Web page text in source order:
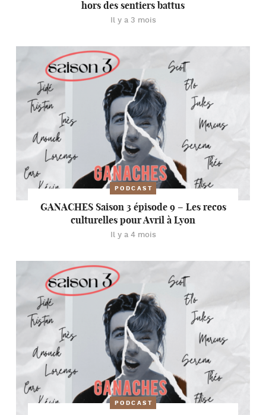
hors des sentiers battus
Il y a 3 mois
PODCAST
GANACHES Saison 3 épisode 9 – Les recos
culturelles pour Avril à Lyon
Il y a 4 mois
PODCAST